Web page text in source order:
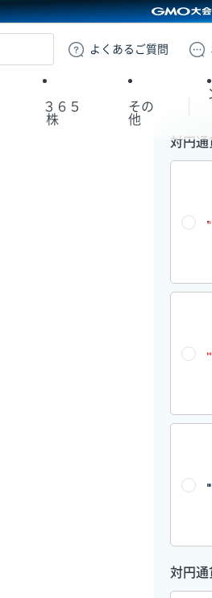
GMOクリック証券
よくある ご質問
３６５
株
その
他
対円通
対円通